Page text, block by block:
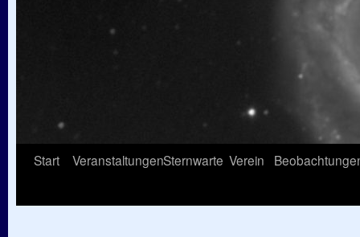
Springe
Start VeranstaltungenSternwarte Verein